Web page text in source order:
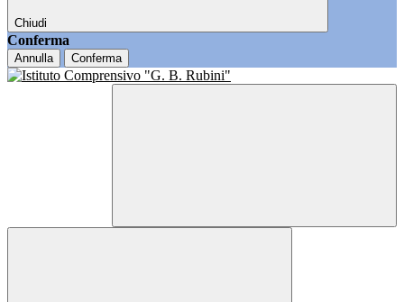
Chiudi
Conferma
Annulla Conferma